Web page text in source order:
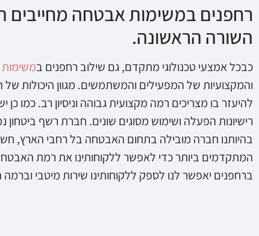
רחפנים במשימות אבטחה מחייבים
השורה הראשונה.
כבכל אמצעי טכנולוגי מתקדם, גם שילוב רחפנים ב
והמקצועיות של המפעילים והמשתמשים. מגוון היכולות של
להיעזר בו מצריכים רמה מקצועית גבוהה וניסיון רב. כמו
רישיונות הפעלה ושימוש מסוגים שונים. חברת רשף
בהיותנו חברה מובילה בתחום האבטחה בל רחבי הארץ,
המתקדמים ביותר כדי לאפשר ללקוחותינו את רמת
ברחפנים יאפשר לנו לספק ללקוחותינו שירות מיטבי וברמה